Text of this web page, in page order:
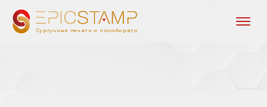
Сургучные печати и пломбираторы